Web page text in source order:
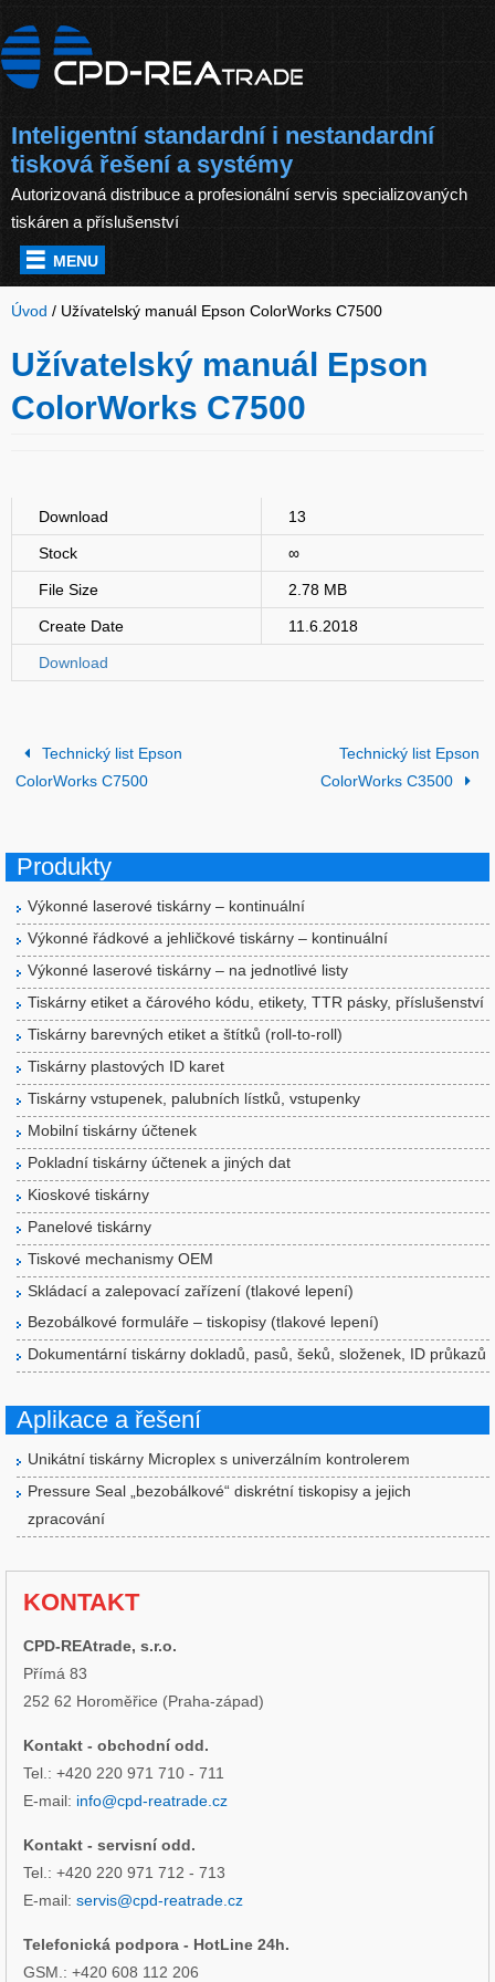
Inteligentní standardní i nestandardní
tisková řešení a systémy
Autorizovaná distribuce a profesionální servis specializovaných
tiskáren a příslušenství
MENU
Úvod / Užívatelský manuál Epson ColorWorks C7500
Užívatelský manuál Epson
ColorWorks C7500
Download 13
Stock ∞
File Size 2.78 MB
Create Date 11.6.2018
Download
Technický list Epson
ColorWorks C7500
Technický list Epson
ColorWorks C3500
Produkty
Výkonné laserové tiskárny – kontinuální
Výkonné řádkové a jehličkové tiskárny – kontinuální
Výkonné laserové tiskárny – na jednotlivé listy
Tiskárny etiket a čárového kódu, etikety, TTR pásky, příslušenství
Tiskárny barevných etiket a štítků (roll-to-roll)
Tiskárny plastových ID karet
Tiskárny vstupenek, palubních lístků, vstupenky
Mobilní tiskárny účtenek
Pokladní tiskárny účtenek a jiných dat
Kioskové tiskárny
Panelové tiskárny
Tiskové mechanismy OEM
Skládací a zalepovací zařízení (tlakové lepení)
Bezobálkové formuláře – tiskopisy (tlakové lepení)
Dokumentární tiskárny dokladů, pasů, šeků, složenek, ID průkazů
Aplikace a řešení
Unikátní tiskárny Microplex s univerzálním kontrolerem
Pressure Seal „bezobálkové“ diskrétní tiskopisy a jejich
zpracování
KONTAKT
CPD-REAtrade, s.r.o.
Přímá 83
252 62 Horoměřice (Praha-západ)
Kontakt - obchodní odd.
Tel.: +420 220 971 710 - 711
E-mail: info@cpd-reatrade.cz
Kontakt - servisní odd.
Tel.: +420 220 971 712 - 713
E-mail: servis@cpd-reatrade.cz
Telefonická podpora - HotLine 24h.
GSM.: +420 608 112 206